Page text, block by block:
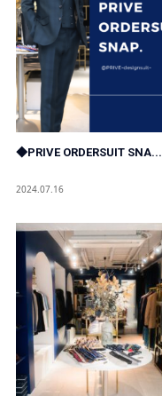
◆PRIVE ORDERSUIT SNA...
2024.07.16